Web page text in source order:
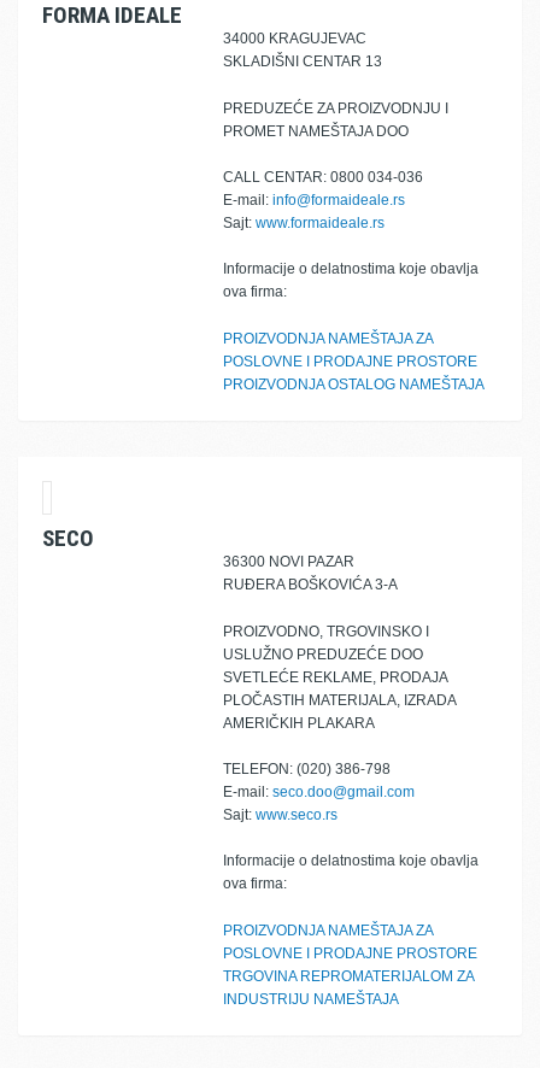
FORMA IDEALE
34000 KRAGUJEVAC
SKLADIŠNI CENTAR 13
PREDUZEĆE ZA PROIZVODNJU I
PROMET NAMEŠTAJA DOO
CALL CENTAR: 0800 034-036
E-mail: info@formaideale.rs
Sajt: www.formaideale.rs
Informacije o delatnostima koje obavlja
ova firma:
PROIZVODNJA NAMEŠTAJA ZA
POSLOVNE I PRODAJNE PROSTORE
PROIZVODNJA OSTALOG NAMEŠTAJA
SECO
36300 NOVI PAZAR
RUĐERA BOŠKOVIĆA 3-A
PROIZVODNO, TRGOVINSKO I
USLUŽNO PREDUZEĆE DOO
SVETLEĆE REKLAME, PRODAJA
PLOČASTIH MATERIJALA, IZRADA
AMERIČKIH PLAKARA
TELEFON: (020) 386-798
E-mail: seco.doo@gmail.com
Sajt: www.seco.rs
Informacije o delatnostima koje obavlja
ova firma:
PROIZVODNJA NAMEŠTAJA ZA
POSLOVNE I PRODAJNE PROSTORE
TRGOVINA REPROMATERIJALOM ZA
INDUSTRIJU NAMEŠTAJA